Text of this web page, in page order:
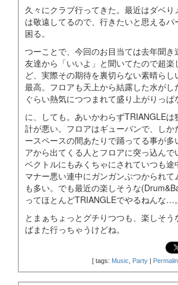
久々にクラブ行ってきた。最近はダベり
は敬遠してるので、行きたいと思えるパ
困る。
つーことで、今回のお目当ては去年聞き
友達から「いいよ」と聞いてたので超楽
ど、実際その期待を裏切らない素晴らし
最高。フロアも天上から結露した水がし
ぐらい熱気につつまれて盛り上がりっぱ
に、しても。あいかわらずTRIANGLEは
計が悪い。フロアはギューパンで、しか
ースペースの間あたりで踊ってる事が多
アから出てくる人とフロアに突っ込ん
ベクトルにもみくちゃにされていつも途
マナー悪い連中にガンガンぶつかられて
も多い。でも最近の楽しそうな
ってほとんどTRIANGLEでやるねんな…。
とまぁちょっとグチりつつも、楽しそ
ばまた行っちゃうけどね。
[ tags: Music, Party